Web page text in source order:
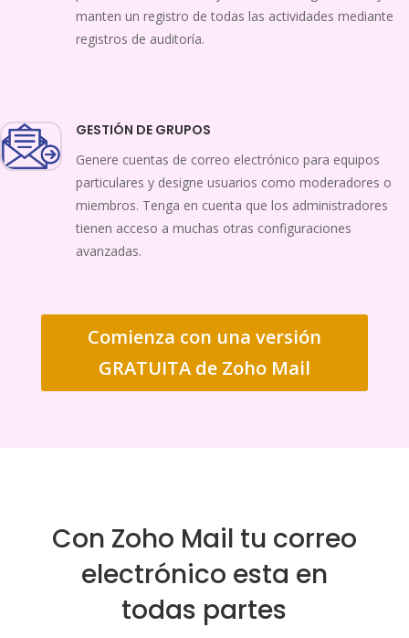
manten un registro de todas las actividades mediante
registros de auditoría.
GESTIÓN DE GRUPOS
Genere cuentas de correo electrónico para equipos
particulares y designe usuarios como moderadores o
miembros. Tenga en cuenta que los administradores
tienen acceso a muchas otras configuraciones
avanzadas.
Comienza con una versión
GRATUITA de Zoho Mail
Con Zoho Mail tu correo
electrónico esta en
todas partes